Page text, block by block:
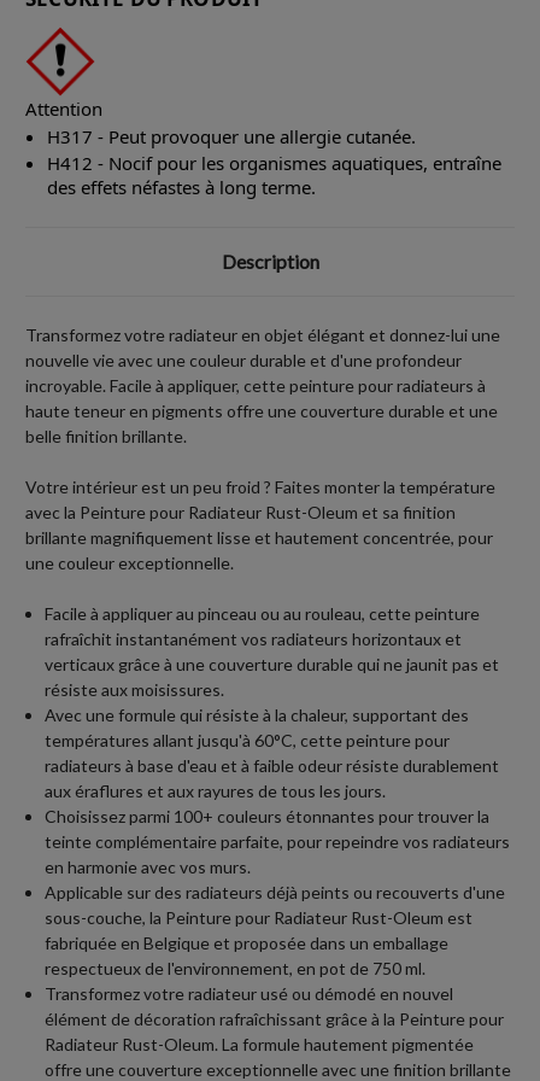
Attention
H317 - Peut provoquer une allergie cutanée.
H412 - Nocif pour les organismes aquatiques, entraîne
des effets néfastes à long terme.
Description
Transformez votre radiateur en objet élégant et donnez-lui une
nouvelle vie avec une couleur durable et d'une profondeur
incroyable. Facile à appliquer, cette peinture pour radiateurs à
haute teneur en pigments offre une couverture durable et une
belle finition brillante.
Votre intérieur est un peu froid ? Faites monter la température
avec la Peinture pour Radiateur Rust-Oleum et sa finition
brillante magnifiquement lisse et hautement concentrée, pour
une couleur exceptionnelle.
Facile à appliquer au pinceau ou au rouleau, cette peinture
rafraîchit instantanément vos radiateurs horizontaux et
verticaux grâce à une couverture durable qui ne jaunit pas et
résiste aux moisissures.
Avec une formule qui résiste à la chaleur, supportant des
températures allant jusqu'à 60°C, cette peinture pour
radiateurs à base d'eau et à faible odeur résiste durablement
aux éraflures et aux rayures de tous les jours.
Choisissez parmi 100+ couleurs étonnantes pour trouver la
teinte complémentaire parfaite, pour repeindre vos radiateurs
en harmonie avec vos murs.
Applicable sur des radiateurs déjà peints ou recouverts d'une
sous-couche, la Peinture pour Radiateur Rust-Oleum est
fabriquée en Belgique et proposée dans un emballage
respectueux de l'environnement, en pot de 750 ml.
Transformez votre radiateur usé ou démodé en nouvel
élément de décoration rafraîchissant grâce à la Peinture pour
Radiateur Rust-Oleum. La formule hautement pigmentée
offre une couverture exceptionnelle avec une finition brillante